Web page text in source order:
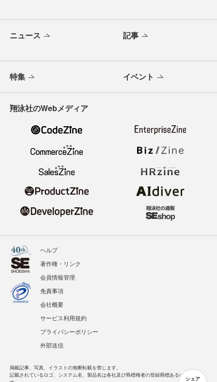
シェア
ニュース 記事
特集 イベント
翔泳社のWebメディア
ヘルプ
著作権・リンク
会員情報管理
免責事項
会社概要
サービス利用規約
プライバシーポリシー
外部送信
掲載記事、写真、イラストの無断転載を禁じます。
記載されているロゴ、システム名、製品名は各社及び商標権者の登録商標あるいは商標で